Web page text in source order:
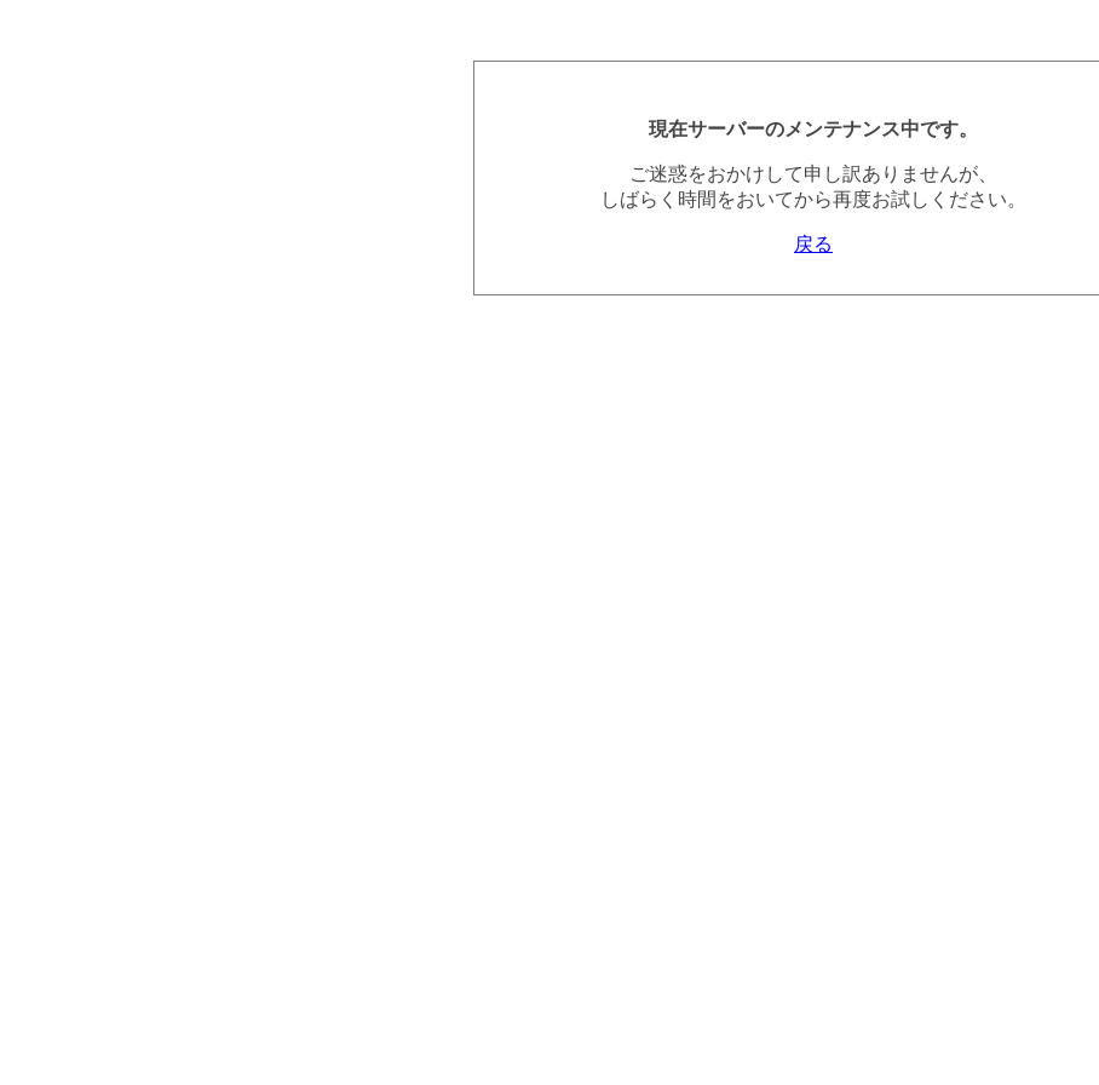
現在サーバーのメンテナンス中です。
ご迷惑をおかけして申し訳ありませんが、
しばらく時間をおいてから再度お試しください。
戻る